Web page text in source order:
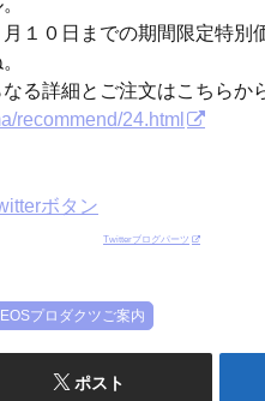
月１０日までの期間限定特別
なる詳細とご注文はこちらか
recommend/24.html
Twitterブログパーツ
プロダクツご案内
ポスト